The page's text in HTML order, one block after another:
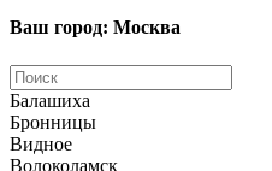
Ваш город: Москва
Балашиха
Бронницы
Видное
Волоколамск